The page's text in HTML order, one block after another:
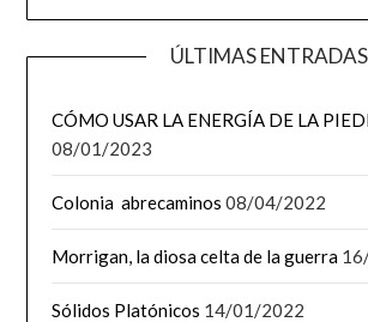
ÚLTIMAS ENTRADAS
CÓMO USAR LA ENERGÍA DE LA
08/01/2023
Colonia abrecaminos 08/04/2022
Morrigan, la diosa celta de la guerra
Sólidos Platónicos 14/01/2022